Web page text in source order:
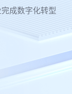
成数字化转型